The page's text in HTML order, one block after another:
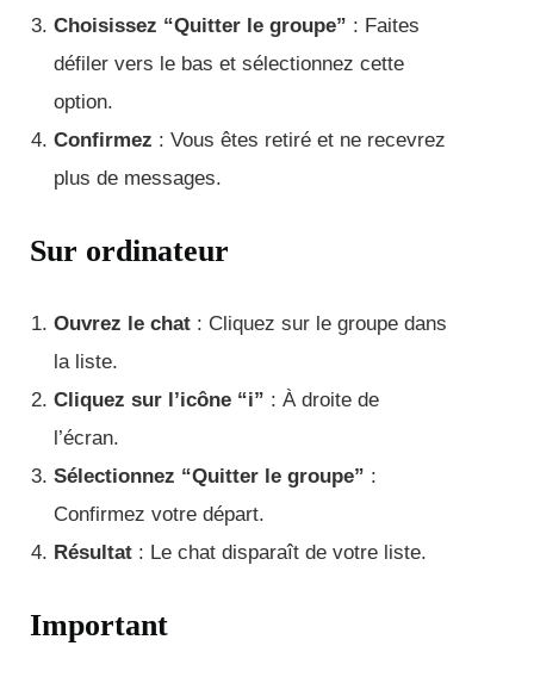
Choisissez “Quitter le groupe” : Faites
défiler vers le bas et sélectionnez cette
option.
Confirmez : Vous êtes retiré et ne recevrez
plus de messages.
Sur ordinateur
Ouvrez le chat : Cliquez sur le groupe dans
la liste.
Cliquez sur l’icône “i” : À droite de
l’écran.
Sélectionnez “Quitter le groupe” :
Confirmez votre départ.
Résultat : Le chat disparaît de votre liste.
Important